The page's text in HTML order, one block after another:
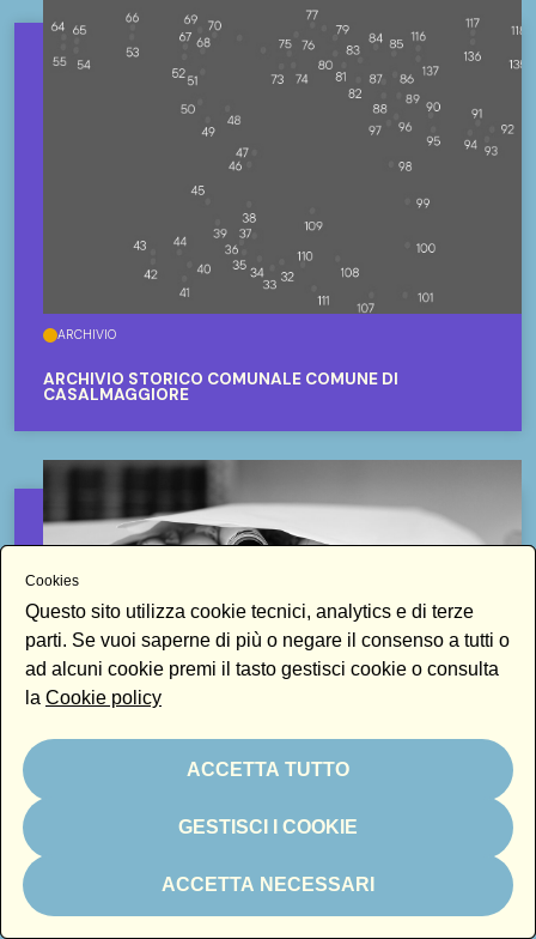
ARCHIVIO
ARCHIVIO STORICO COMUNALE COMUNE DI
CASALMAGGIORE
ARCHIVI DI MODENA IN RETE
Cookies
Questo sito utilizza cookie tecnici, analytics e di terze
parti. Se vuoi saperne di più o negare il consenso a tutti o
ad alcuni cookie premi il tasto gestisci cookie o consulta
la Cookie policy
ACCETTA TUTTO
GESTISCI I COOKIE
ACCETTA NECESSARI